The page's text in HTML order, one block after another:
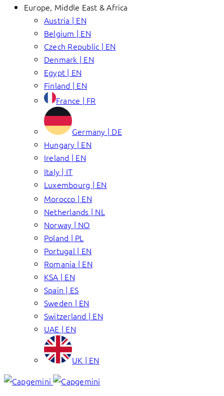
Europe, Middle East & Africa
Austria | EN
Belgium | EN
Czech Republic | EN
Denmark | EN
Egypt | EN
Finland | EN
France | FR
Germany | DE
Hungary | EN
Ireland | EN
Italy | IT
Luxembourg | EN
Morocco | EN
Netherlands | NL
Norway | NO
Poland | PL
Portugal | EN
Romania | EN
KSA | EN
Spain | ES
Sweden | EN
Switzerland | EN
UAE | EN
UK | EN